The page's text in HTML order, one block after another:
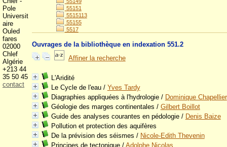
55151
5515113
55155
5517
Ouvrages de la bibliothèque en indexation 551.2
Affiner la recherche
L'Aridité
Le Cycle de l'eau/ Yves Tardy
Diagraphies appliquées à l'hydrologie/ Dominique Chapellier
Géologie des marges continentales / Gilbert Boillot
Guide des analyses courantes en pédologie/ Denis Baize
Pollution et protection des aquifères
De la prévision des séismes / Nicole-Edith Thevenin
Principes de tectonique/ Adolphe Nicolas
Pole
Universit
aire
Ouled
fares
02000
Chlef
Algérie
+213 44
35 50 45
contact